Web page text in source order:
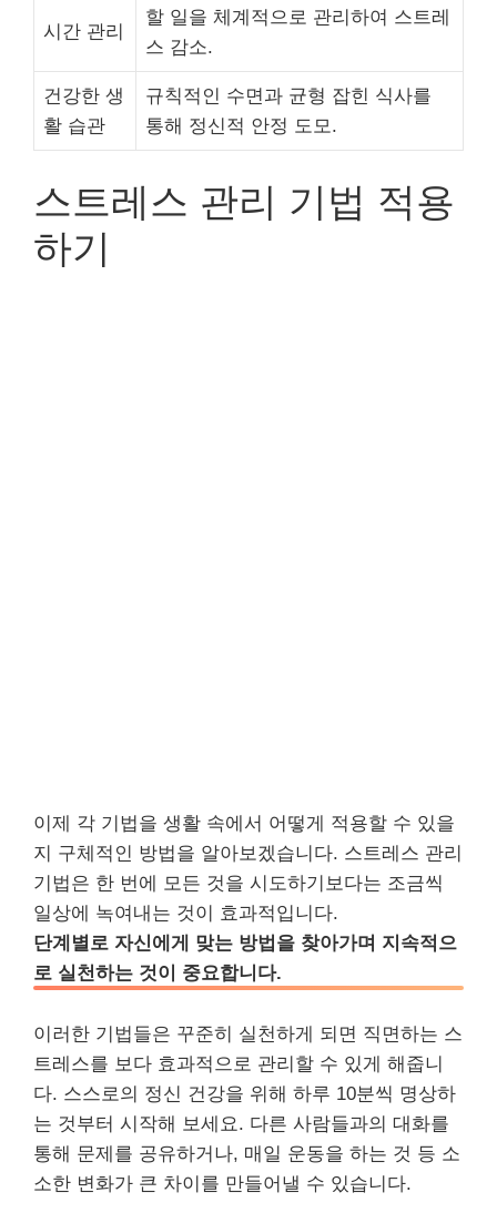
시간 관리
할 일을 체계적으로 관리하여 스트레
스 감소.
건강한 생
활 습관
규칙적인 수면과 균형 잡힌 식사를
통해 정신적 안정 도모.
스트레스 관리 기법 적용
하기
이제 각 기법을 생활 속에서 어떻게 적용할 수 있을
지 구체적인 방법을 알아보겠습니다. 스트레스 관리
기법은 한 번에 모든 것을 시도하기보다는 조금씩
일상에 녹여내는 것이 효과적입니다.
단계별로 자신에게 맞는 방법을 찾아가며 지속적으
로 실천하는 것이 중요합니다.
이러한 기법들은 꾸준히 실천하게 되면 직면하는 스
트레스를 보다 효과적으로 관리할 수 있게 해줍니
다. 스스로의 정신 건강을 위해 하루 10분씩 명상하
는 것부터 시작해 보세요. 다른 사람들과의 대화를
통해 문제를 공유하거나, 매일 운동을 하는 것 등 소
소한 변화가 큰 차이를 만들어낼 수 있습니다.